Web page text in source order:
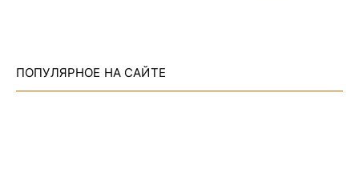
ПОПУЛЯРНОЕ НА САЙТЕ